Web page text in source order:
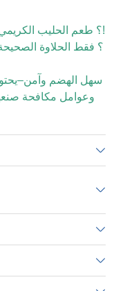
؟ طعم الحليب الكريمي–بنكهة طبيعية بمسحوق الحليب لعلاج لذيذ!
؟ فقط الحلاوة
وعوامل مكافحة